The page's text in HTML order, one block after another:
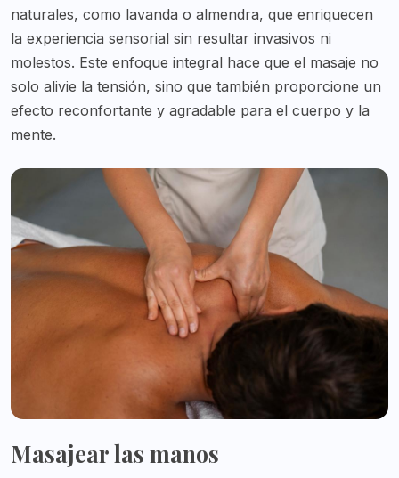
naturales, como lavanda o almendra, que enriquecen
la experiencia sensorial sin resultar invasivos ni
molestos. Este enfoque integral hace que el masaje no
solo alivie la tensión, sino que también proporcione un
efecto reconfortante y agradable para el cuerpo y la
mente.
Masajear las manos